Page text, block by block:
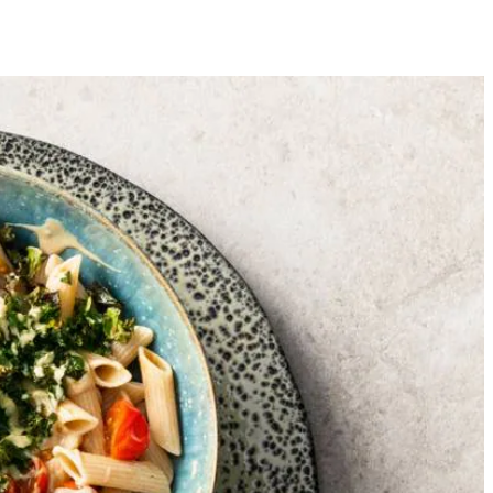
met peper en eventueel zout. Rooster de boerenkool in het
en bak mee.
op smaak met peper en eventueel zout.